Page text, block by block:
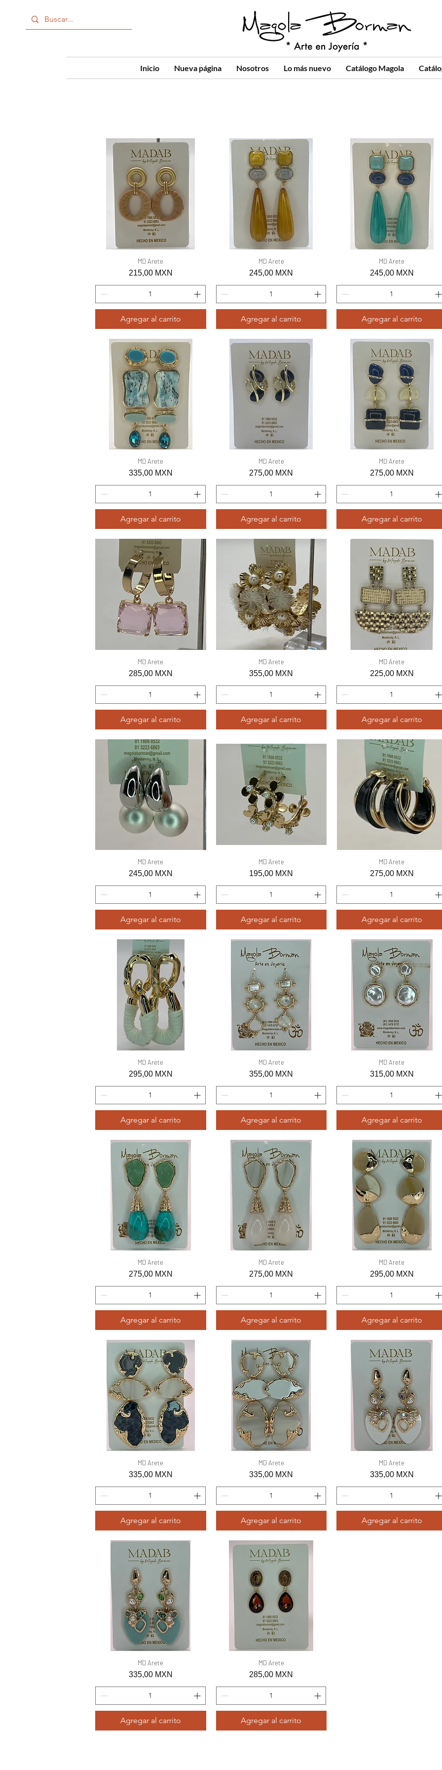
Inicio Nueva página Nosotros Lo más nuevo Catálogo Magola
Vista rápida
MD Arete
Precio
215,00 MXN
Agregar al carrito
Vista rápida
MD Arete
Precio
245,00 MXN
Agregar al carrito
Vista rápida
MD Arete
Precio
245,00 MXN
Agregar al carrito
Vista rápida
MD Arete
Precio
335,00 MXN
Agregar al carrito
Vista rápida
MD Arete
Precio
275,00 MXN
Agregar al carrito
Vista rápida
MD Arete
Precio
275,00 MXN
Agregar al carrito
Vista rápida
MD Arete
Precio
285,00 MXN
Agregar al carrito
Vista rápida
MD Arete
Precio
355,00 MXN
Agregar al carrito
Vista rápida
MD Arete
Precio
225,00 MXN
Agregar al carrito
Vista rápida
MD Arete
Precio
245,00 MXN
Agregar al carrito
Vista rápida
MD Arete
Precio
195,00 MXN
Agregar al carrito
Vista rápida
MD Arete
Precio
275,00 MXN
Agregar al carrito
Vista rápida
MD Arete
Precio
295,00 MXN
Agregar al carrito
Vista rápida
MD Arete
Precio
355,00 MXN
Agregar al carrito
Vista rápida
MD Arete
Precio
315,00 MXN
Agregar al carrito
Vista rápida
MD Arete
Precio
275,00 MXN
Agregar al carrito
Vista rápida
MD Arete
Precio
275,00 MXN
Agregar al carrito
Vista rápida
MD Arete
Precio
295,00 MXN
Agregar al carrito
Vista rápida
MD Arete
Precio
335,00 MXN
Agregar al carrito
Vista rápida
MD Arete
Precio
335,00 MXN
Agregar al carrito
Vista rápida
MD Arete
Precio
335,00 MXN
Agregar al carrito
Vista rápida
MD Arete
Precio
335,00 MXN
Agregar al carrito
Vista rápida
MD Arete
Precio
285,00 MXN
Agregar al carrito